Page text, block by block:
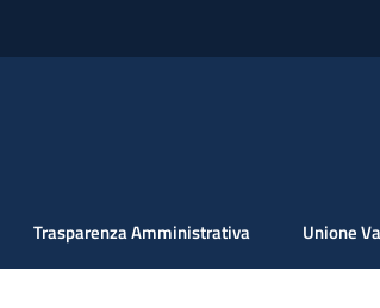
Trasparenza Amministrativa Unione